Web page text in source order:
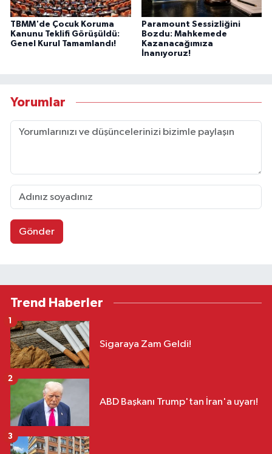
TBMM'de Çocuk Koruma
Kanunu Teklifi Görüşüldü:
Genel Kurul Tamamlandı!
Paramount Sessizliğini
Bozdu: Mahkemede
Kazanacağımıza
İnanıyoruz!
Yorumlar
Gönder
Trend Haberler
Sigaraya Zam Geldi!
1
ABD Başkanı Trump'tan İran'a uyarı!
2
3